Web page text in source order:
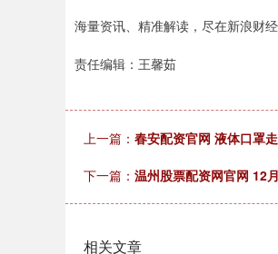
海量资讯、精准解读，尽在新浪财
责任编辑：王馨茹
上一篇： 春安配资官网 液体口罩
下一篇： 温州股票配资网官网 12
相关文章